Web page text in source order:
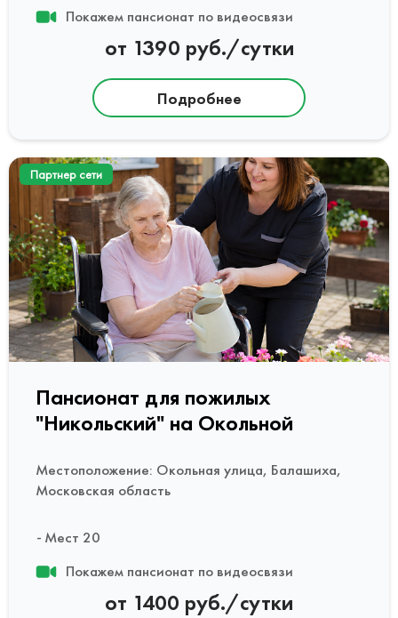
Покажем пансионат по видеосвязи
от 1390 руб./сутки
Подробнее
Партнер сети
Пансионат для пожилых
"Никольский" на Окольной
Местоположение: Окольная улица, Балашиха,
Московская область
Мест 20
Покажем пансионат по видеосвязи
от 1400 руб./сутки